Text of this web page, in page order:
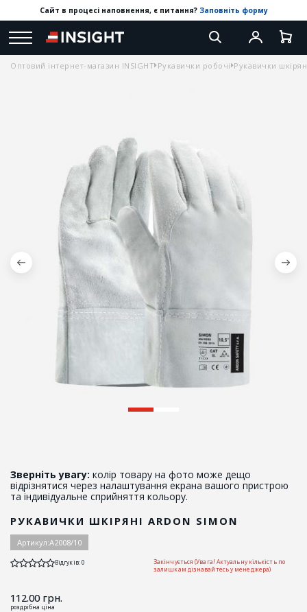
Сайт в процесі наповнення, є питання? Заповніть форму
Оптовий інтернет-магазин INSIGHT Рукавички робочі Рукавички
Зверніть увагу: колір товару на фото може дещо
відрізнятися через налаштування екрана вашого пристрою
та індивідуальне сприйняття кольору.
РУКАВИЧКИ ШКІРЯНІ ARDON SIMON
Артикул:А2008/10
Відгуків: 0
Закінчується (Увага! Актуальну кількість по
залишкам дізнавайтесь у менеджера)
112.00грн.
роздрібна ціна